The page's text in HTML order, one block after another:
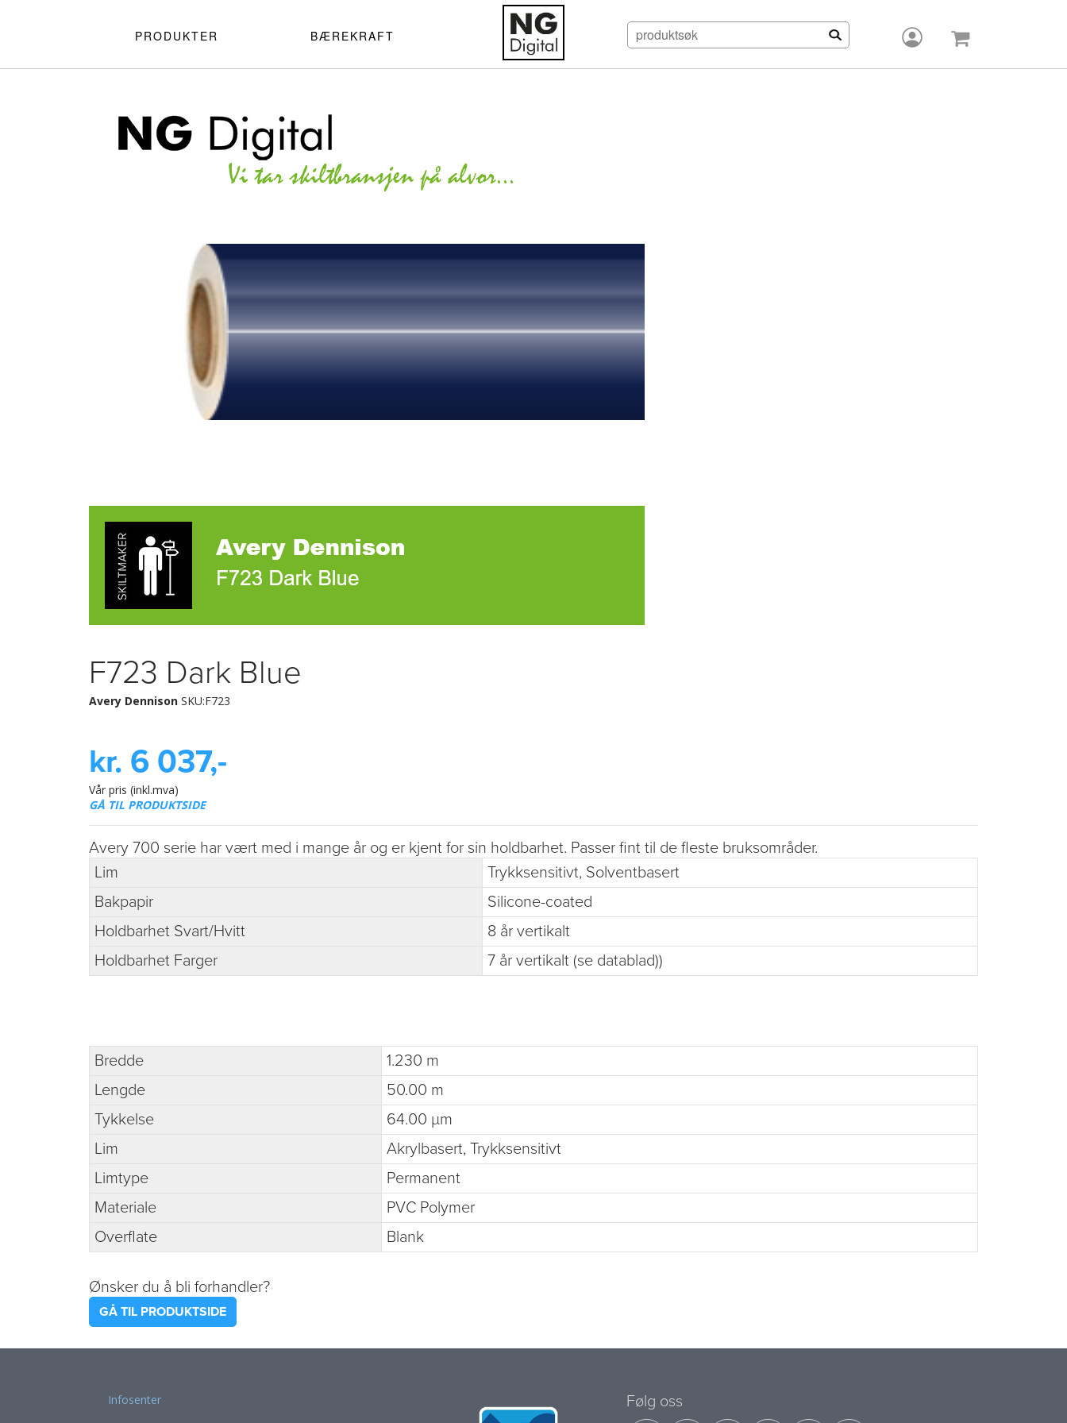
PRODUKTER BÆREKRAFT
F723 Dark Blue
Avery Dennison SKU:F723
kr. 6 037,-
Vår pris (inkl.mva)
GÅ TIL PRODUKTSIDE
Avery 700 serie har vært med i mange år og er kjent for sin holdbarhet. Passer fint til de fleste bruksområder.
Lim
Trykksensitivt, Solventbasert
Bakpapir
Silicone-coated
Holdbarhet Svart/Hvitt
8 år vertikalt
Holdbarhet Farger
7 år vertikalt (se datablad))
Bredde
1.230 m
Lengde
50.00 m
Tykkelse
64.00 µm
Lim
Akrylbasert, Trykksensitivt
Limtype
Permanent
Materiale
PVC Polymer
Overflate
Blank
Ønsker du å bli forhandler?
GÅ TIL PRODUKTSIDE
Infosenter
Følg oss